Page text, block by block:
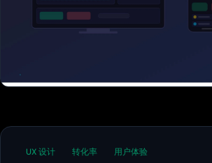
UX 设计 转化率 用户体验